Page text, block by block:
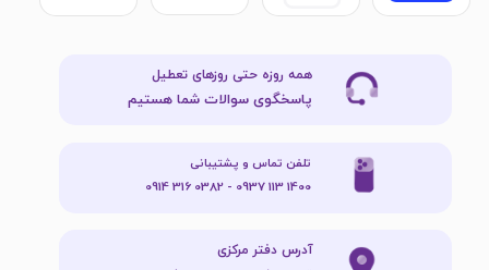
همه روزه حتی روزهای تعطیل
پاسخگوی سوالات شما هستیم
آدرس دفتر مرکزی
تلفن تماس و پشتیبانی
1400 113 0937 - 0382 316 0914